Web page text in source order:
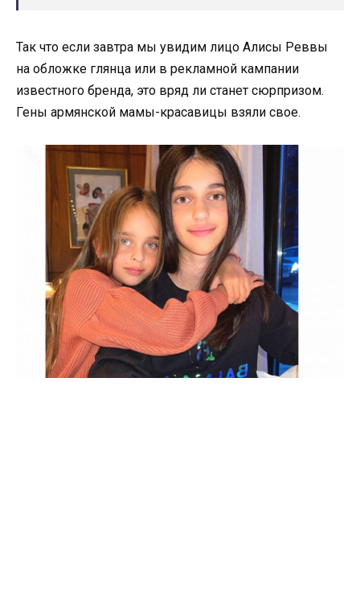
Так что если завтра мы увидим лицо Алисы Реввы
на обложке глянца или в рекламной кампании
известного бренда, это вряд ли станет сюрпризом.
Гены армянской мамы-красавицы взяли свое.